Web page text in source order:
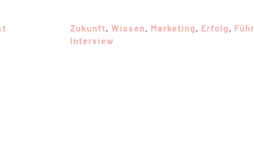
Zukunft, Wissen, Marketing, Erfolg,
Interview